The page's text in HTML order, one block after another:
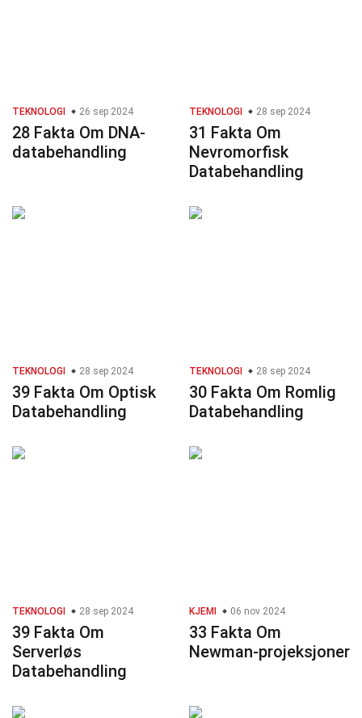
TEKNOLOGI 26 sep 2024
28 Fakta Om DNA-
databehandling
TEKNOLOGI 28 sep 2024
31 Fakta Om
Nevromorfisk
Databehandling
TEKNOLOGI 28 sep 2024
39 Fakta Om Optisk
Databehandling
TEKNOLOGI 28 sep 2024
30 Fakta Om Romlig
Databehandling
TEKNOLOGI 28 sep 2024
39 Fakta Om
Serverløs
Databehandling
KJEMI 06 nov 2024
33 Fakta Om
Newman-projeksjoner